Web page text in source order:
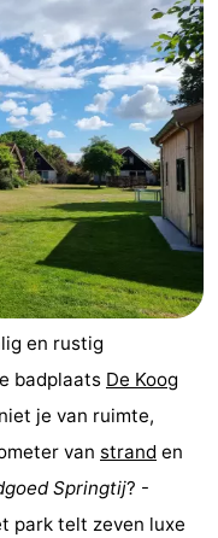
en rustig
badplaats De Koog
je van ruimte,
van strand en
Springtij? -
park telt zeven luxe